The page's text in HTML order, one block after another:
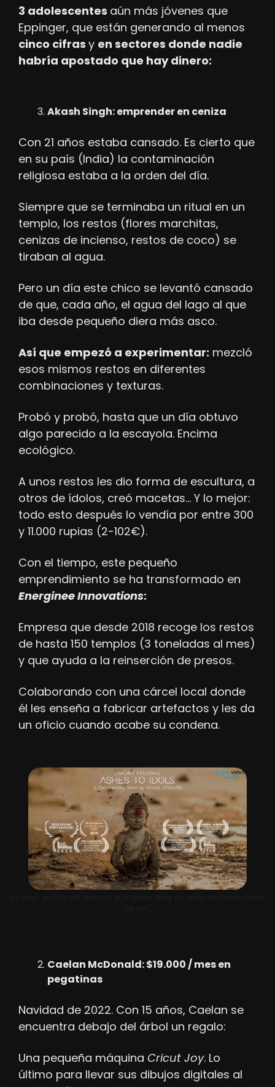
3 adolescentes aún más jóvenes que
cinco cifras y en sectores donde nadie
habría apostado que hay dinero:
Akash Singh: emprender en ceniza
Con 21 años estaba cansado. Es cierto que
en su país (India) la contaminación
religiosa estaba a la orden del día.
Siempre que se terminaba un ritual en un
templo, los restos (flores marchitas,
cenizas de incienso, restos de coco) se
tiraban al agua.
Pero un día este chico se levantó cansado
de que, cada año, el agua del lago al que
iba desde pequeño diera más asco.
Así que empezó a experimentar: mezcló
esos mismos restos en diferentes
combinaciones y texturas.
Probó y probó, hasta que un día obtuvo
algo parecido a la escayola. Encima
ecológico.
A unos restos les dio forma de escultura, a
otros de ídolos, creó macetas… Y lo mejor:
todo esto después lo vendía por entre 300
y 11.000 rupias (2-102€).
Con el tiempo, este pequeño
Energinee Innovations:
Empresa que desde 2018 recoge los restos
de hasta 150 templos (3 toneladas al mes)
y que ayuda a la reinserción de presos.
Colaborando con una cárcel local donde
él les enseña a fabricar artefactos y les da
un oficio cuando acabe su condena.
Caelan McDonald: $19.000 / mes en
pegatinas
Navidad de 2022. Con 15 años, Caelan se
encuentra debajo del árbol un regalo:
Una pequeña máquina Cricut Joy. Lo
último para llevar sus dibujos digitales al